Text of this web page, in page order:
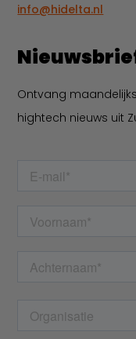
info@hidelta.nl
Ontvang
hightech nieuws uit